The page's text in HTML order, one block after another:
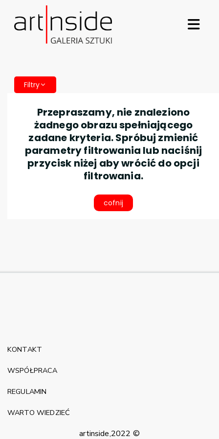
Filtry
Przepraszamy, nie znaleziono
żadnego obrazu spełniającego
zadane kryteria. Spróbuj zmienić
parametry filtrowania lub naciśnij
przycisk niżej aby wrócić do opcji
filtrowania.
cofnij
artinside,2022 ©
KONTAKT
WSPÓŁPRACA
REGULAMIN
WARTO WIEDZIEĆ